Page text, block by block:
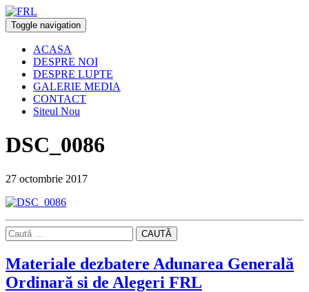
Toggle navigation
ACASA
DESPRE NOI
DESPRE LUPTE
GALERIE MEDIA
CONTACT
Siteul Nou
DSC_0086
27 octombrie 2017
CAUTĂ
Materiale dezbatere Adunarea Generală
Ordinară si de Alegeri FRL